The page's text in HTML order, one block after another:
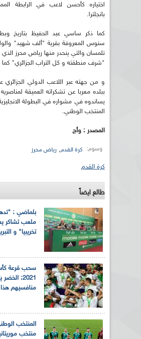
اختياره كأحسن لاعب في الرابطة
بانجلترا.
كما ذكر ساسي عبد الحفيظ بتاريخ
سنوس المعروفة بقرية "ألف شهيد"
تلمسان والتي ينحدر منها رياض محرز الذي
"شرف منطقته و كل التراب الجزائري" كما
و من جهته عبر اللاعب الدولي الجزائري
ببلده معربا عن تشكراته العميقة
يساندوه في مشواره في البطولة
المنتخب الوطني.
المصدر : وأج
وسوم: كرة القدم, رياض محرز
كرة القدم
طالع ايضاً
بلماضي :
ملعب تشاكر
تخريبيا" و
سحب قرعة
2021:
منافسيهم هذا
المنتخب